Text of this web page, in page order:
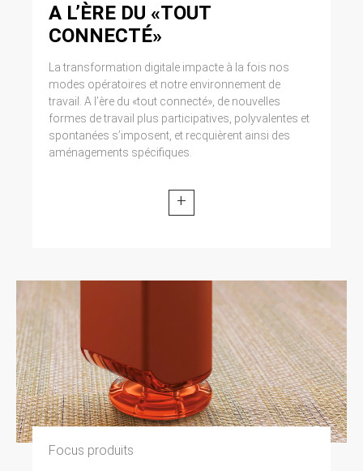
A L’ÈRE DU «TOUT
CONNECTÉ»
La transformation digitale impacte à la fois nos
modes opératoires et notre environnement de
travail. A l’ère du «tout connecté», de nouvelles
formes de travail plus participatives, polyvalentes et
spontanées s’imposent, et recquièrent ainsi des
aménagements spécifiques.
+
Focus produits